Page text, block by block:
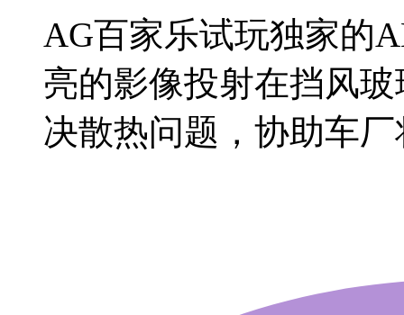
AG百家乐试玩独家的
亮的影像投射在挡风
决散热问题，协助车